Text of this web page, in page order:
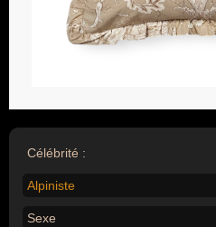
Célébrité :
Alpiniste
Sexe